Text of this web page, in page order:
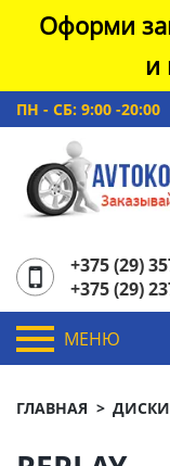
Оформи
и
ПН - СБ: 9:00 -20:00
+375 (29)
+375 (29)
МЕНЮ
ГЛАВНАЯ ДИСКИ